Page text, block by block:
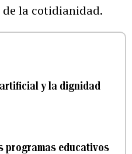
la cotidianidad.
y la dignidad
programas educativos